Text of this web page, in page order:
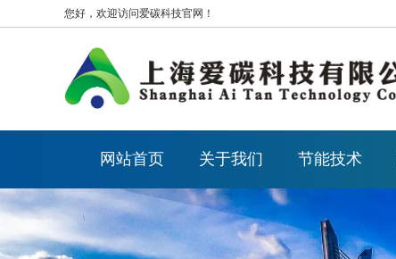
您好，欢迎访问爱碳科技官网！
网站首页 关于我们 节能技术